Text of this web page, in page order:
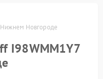
Новгороде
I98WMM1Y7